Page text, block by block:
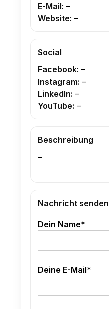
E-Mail: –
Website: –
Social
Facebook: –
Instagram: –
LinkedIn: –
YouTube: –
Beschreibung
–
Nachricht senden
Dein Name*
Deine E-Mail*